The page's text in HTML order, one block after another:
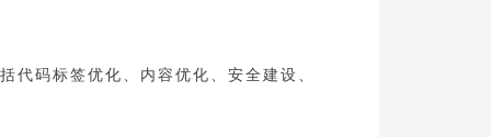
码标签优化、内容优化、安全建设、